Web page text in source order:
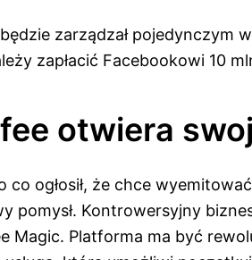
zarządzał pojedynczym
zapłacić Facebookowi 10
otwiera
co ogłosił, że chce
pomysł. Kontrowersyjny
Magic. Platforma ma być